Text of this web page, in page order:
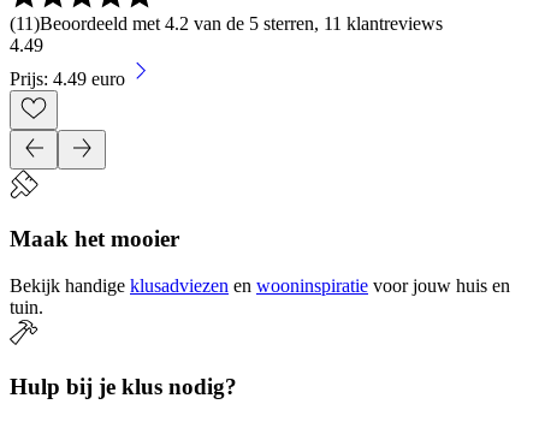
(11)Beoordeeld met 4.2 van de 5 sterren, 11 klantreviews
4.49
Prijs: 4.49 euro
Maak het mooier
Bekijk handige klusadviezen en wooninspiratie voor jouw huis en
tuin.
Hulp bij je klus nodig?